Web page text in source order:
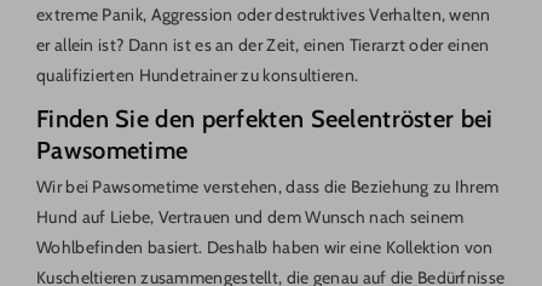
extreme Panik, Aggression oder destruktives Verhalten, wenn
er allein ist? Dann ist es an der Zeit, einen Tierarzt oder einen
qualifizierten Hundetrainer zu konsultieren.
Finden Sie den perfekten Seelentröster bei
Pawsometime
Wir bei Pawsometime verstehen, dass die Beziehung zu Ihrem
Hund auf Liebe, Vertrauen und dem Wunsch nach seinem
Wohlbefinden basiert. Deshalb haben wir eine Kollektion von
Kuscheltieren zusammengestellt, die genau auf die Bedürfnisse